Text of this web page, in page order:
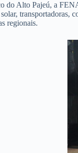
Alto Pajeú, a
transportadoras,
regionais.